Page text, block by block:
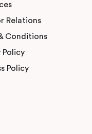
Relations
Conditions
Policy
Policy